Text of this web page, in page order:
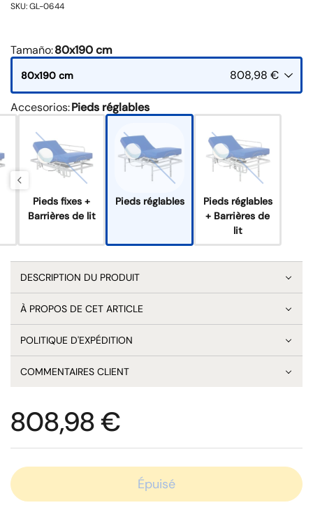
SKU: GL-0644
Tamaño:80x190 cm
80x190 cm 808,98 €
Accesorios:Pieds réglables
Pieds fixes +
Barrières de lit
Pieds réglables
Pieds réglables
+ Barrières de
lit
DESCRIPTION DU PRODUIT
À PROPOS DE CET ARTICLE
POLITIQUE D'EXPÉDITION
COMMENTAIRES CLIENT
Prix:
808,98 €
Épuisé